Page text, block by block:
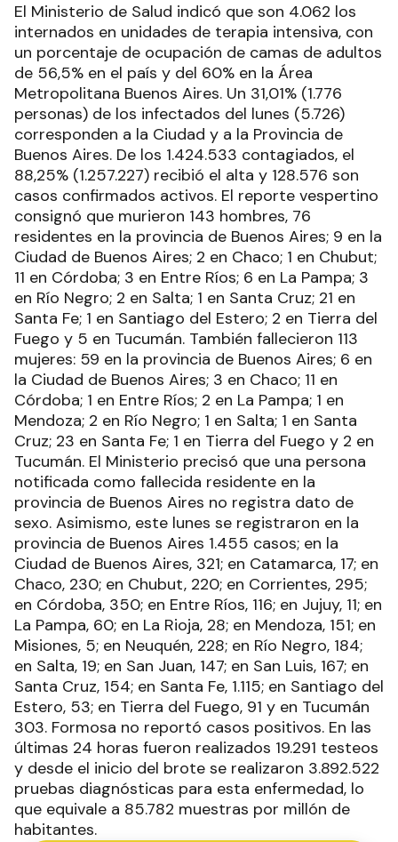
El Ministerio de Salud indicó que son 4.062 los
internados en unidades de terapia intensiva, con
un porcentaje de ocupación de camas de adultos
de 56,5% en el país y del 60% en la Área
Metropolitana Buenos Aires. Un 31,01% (1.776
personas) de los infectados del lunes (5.726)
corresponden a la Ciudad y a la Provincia de
Buenos Aires. De los 1.424.533 contagiados, el
88,25% (1.257.227) recibió el alta y 128.576 son
casos confirmados activos. El reporte vespertino
consignó que murieron 143 hombres, 76
residentes en la provincia de Buenos Aires; 9 en la
Ciudad de Buenos Aires; 2 en Chaco; 1 en Chubut;
11 en Córdoba; 3 en Entre Ríos; 6 en La Pampa; 3
en Río Negro; 2 en Salta; 1 en Santa Cruz; 21 en
Santa Fe; 1 en Santiago del Estero; 2 en Tierra del
Fuego y 5 en Tucumán. También fallecieron 113
mujeres: 59 en la provincia de Buenos Aires; 6 en
la Ciudad de Buenos Aires; 3 en Chaco; 11 en
Córdoba; 1 en Entre Ríos; 2 en La Pampa; 1 en
Mendoza; 2 en Río Negro; 1 en Salta; 1 en Santa
Cruz; 23 en Santa Fe; 1 en Tierra del Fuego y 2 en
Tucumán. El Ministerio precisó que una persona
notificada como fallecida residente en la
provincia de Buenos Aires no registra dato de
sexo. Asimismo, este lunes se registraron en la
provincia de Buenos Aires 1.455 casos; en la
Ciudad de Buenos Aires, 321; en Catamarca, 17; en
Chaco, 230; en Chubut, 220; en Corrientes, 295;
en Córdoba, 350; en Entre Ríos, 116; en Jujuy, 11; en
La Pampa, 60; en La Rioja, 28; en Mendoza, 151; en
Misiones, 5; en Neuquén, 228; en Río Negro, 184;
en Salta, 19; en San Juan, 147; en San Luis, 167; en
Santa Cruz, 154; en Santa Fe, 1.115; en Santiago del
Estero, 53; en Tierra del Fuego, 91 y en Tucumán
303. Formosa no reportó casos positivos. En las
últimas 24 horas fueron realizados 19.291 testeos
y desde el inicio del brote se realizaron 3.892.522
pruebas diagnósticas para esta enfermedad, lo
que equivale a 85.782 muestras por millón de
habitantes.